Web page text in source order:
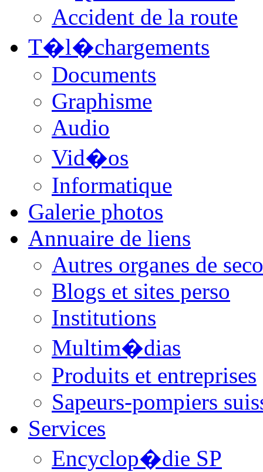
Accident de la route
T�l�chargements
Documents
Graphisme
Audio
Vid�os
Informatique
Galerie photos
Annuaire de liens
Autres organes de
Blogs et sites perso
Institutions
Multim�dias
Produits et entreprises
Sapeurs-pompiers
Services
Encyclop�die SP